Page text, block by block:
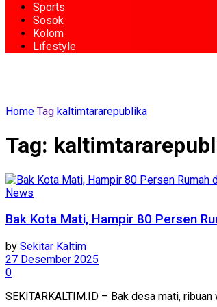
Sports
Sosok
Kolom
Lifestyle
Home Tag kaltimtararepublika
Tag:
News
Bak Kota Mati, Hampir 80 Persen
by Sekitar Kaltim
27 Desember 2025
0
SEKITARKALTIM.ID – Bak desa mati,